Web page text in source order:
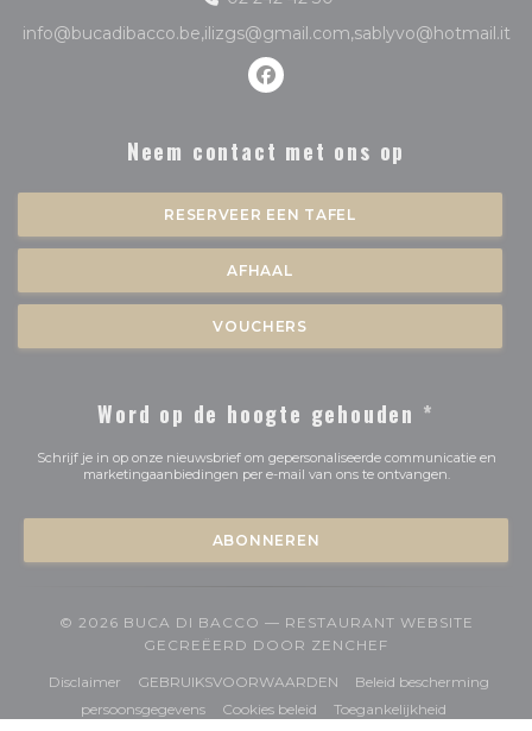
info@bucadibacco.be,ilizgs@gmail.com,sablyvo@hotmail.it
Facebook ((opent in een
Neem contact met ons op
RESERVEER EEN TAFEL
AFHAAL
VOUCHERS
Word op de hoogte gehouden *
Schrijf je in op onze nieuwsbrief om gepersonaliseerde communicatie en
marketingaanbiedingen per e-mail van ons te ontvangen.
ABONNEREN
© 2026 BUCA DI BACCO — RESTAURANT WEBSITE
GECREËERD DOOR ZENCHEF
Disclaimer ((opent in een nieuw venster))
GEBRUIKSVOORWAARDEN ((opent in een nieuw
Beleid bescherming
persoonsgegevens((opent in een nieuw venster))
Cookies beleid((opent in een nieuw venster))
Toegankelijkheid((opent in